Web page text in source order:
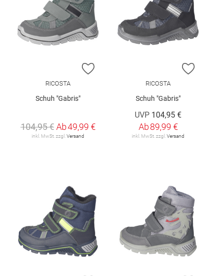
ZUR WUNSCHLISTE HINZUFÜGEN
RICOSTA
Schuh "Gabris"
104,95 € Ab49,99 €
inkl. MwSt. zzgl.Versand
ZUR
RICOSTA
Schuh "Gabris"
UVP 104,95 €
Ab89,99 €
inkl. MwSt. zzgl.Versand